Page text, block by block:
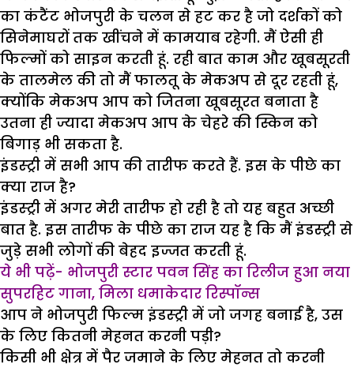
का कंटैंट भोजपुरी के चलन से हट कर है जो दर्शकों को
सिनेमाघरों तक खींचने में कामयाब रहेगी. मैं ऐसी ही
फिल्मों को साइन करती हूं. रही बात काम और खूबसूरती
के तालमेल की तो मैं फालतू के मेकअप से दूर रहती हूं,
क्योंकि मेकअप आप को जितना खूबसूरत बनाता है
उतना ही ज्यादा मेकअप आप के चेहरे की स्किन को
बिगाड़ भी सकता है.
इंडस्ट्री में सभी आप की तारीफ करते हैं. इस के पीछे का
क्या राज है?
इंडस्ट्री में अगर मेरी तारीफ हो रही है तो यह बहुत अच्छी
बात है. इस तारीफ के पीछे का राज यह है कि मैं इंडस्ट्री से
जुड़े सभी लोगों की बेहद इज्जत करती हूं.
ये भी पढ़ें- भोजपुरी स्टार पवन सिंह का रिलीज हुआ नया
सुपरहिट गाना, मिला धमाकेदार रिस्पॉन्स
आप ने भोजपुरी फिल्म इंडस्ट्री में जो जगह बनाई है, उस
के लिए कितनी मेहनत करनी पड़ी?
किसी भी क्षेत्र में पैर जमाने के लिए मेहनत तो करनी